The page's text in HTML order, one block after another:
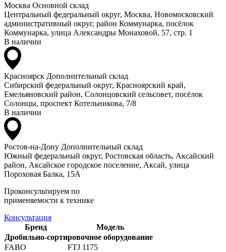
Москва Основной склад
Центральный федеральный округ, Москва, Новомосковский
административный округ, район Коммунарка, посёлок
Коммунарка, улица Александры Монаховой, 57, стр. 1
В наличии
Красноярск Дополнительный склад
Сибирский федеральный округ, Красноярский край,
Емельяновский район, Солонцовский сельсовет, посёлок
Солонцы, проспект Котельникова, 7/8
В наличии
Ростов-на-Дону Дополнительный склад
Южный федеральный округ, Ростовская область, Аксайский
район, Аксайское городское поселение, Аксай, улица
Пороховая Балка, 15А
Проконсультируем по
применяемости к технике
Консультация
Бренд
Модель
Дробильно-сортировочное оборудование
FABO
FTJ 1175